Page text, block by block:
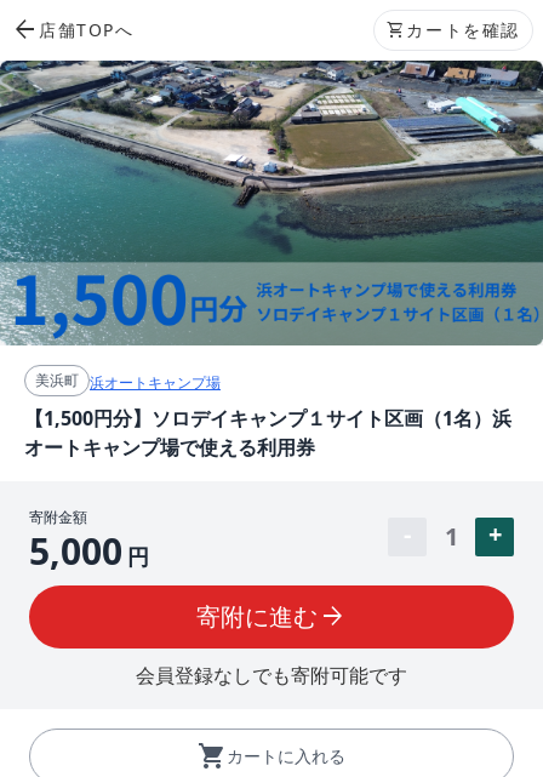
arrow_back 店舗TOPへ shopping_cart カートを確認
美浜町 浜オートキャンプ場
【1,500円分】ソロデイキャンプ１サイト区画（1名）浜
オートキャンプ場で使える利用券
寄附金額
5,000 円
1
寄附に進む arrow_forward
会員登録なしでも寄附可能です
shopping_cart カートに入れる